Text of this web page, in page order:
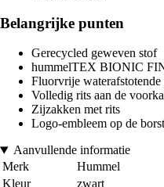
Belangrijke punten
Gerecycled geweven stof
hummelTEX BIONIC
Fluorvrije
Volledig rits aan de
Zijzakken met rits
Logo-embleem op de borst
Aanvullende informatie
Merk
Hummel
Kleur
zwart